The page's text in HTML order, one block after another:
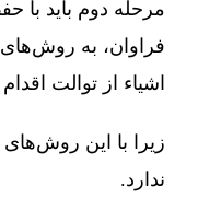
مرحله دوم باید
فراوان، به
اشیاء از توالت
زیرا با این
ندارد.